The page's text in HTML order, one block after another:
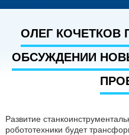
ОЛЕГ КОЧЕТКОВ
ОБСУЖДЕНИИ
Развитие
робототехники будет